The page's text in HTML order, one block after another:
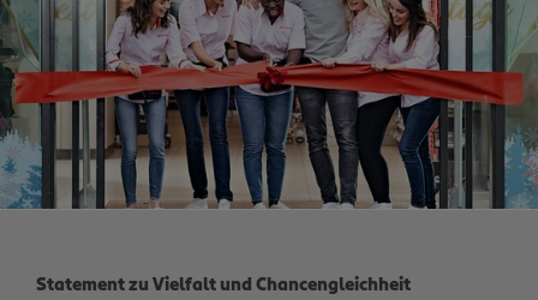
Statement zu Vielfalt und Chancengleichheit